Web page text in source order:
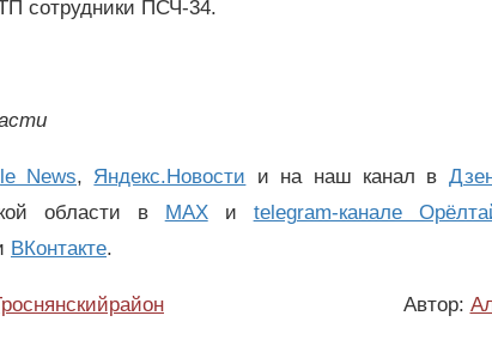
сотрудники ПСЧ-34.
News, Яндекс.Новости и на наш канал в
области в MAXи telegram-канале
ВКонтакте.
Автор: